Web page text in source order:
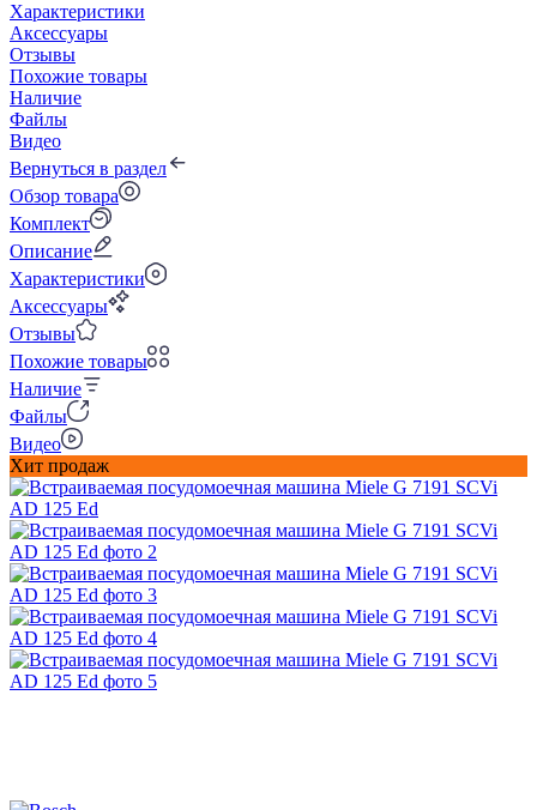
Характеристики
Аксессуары
Отзывы
Похожие товары
Наличие
Файлы
Видео
Вернуться в раздел
Обзор товара
Комплект
Описание
Характеристики
Аксессуары
Отзывы
Похожие товары
Наличие
Файлы
Видео
Хит продаж